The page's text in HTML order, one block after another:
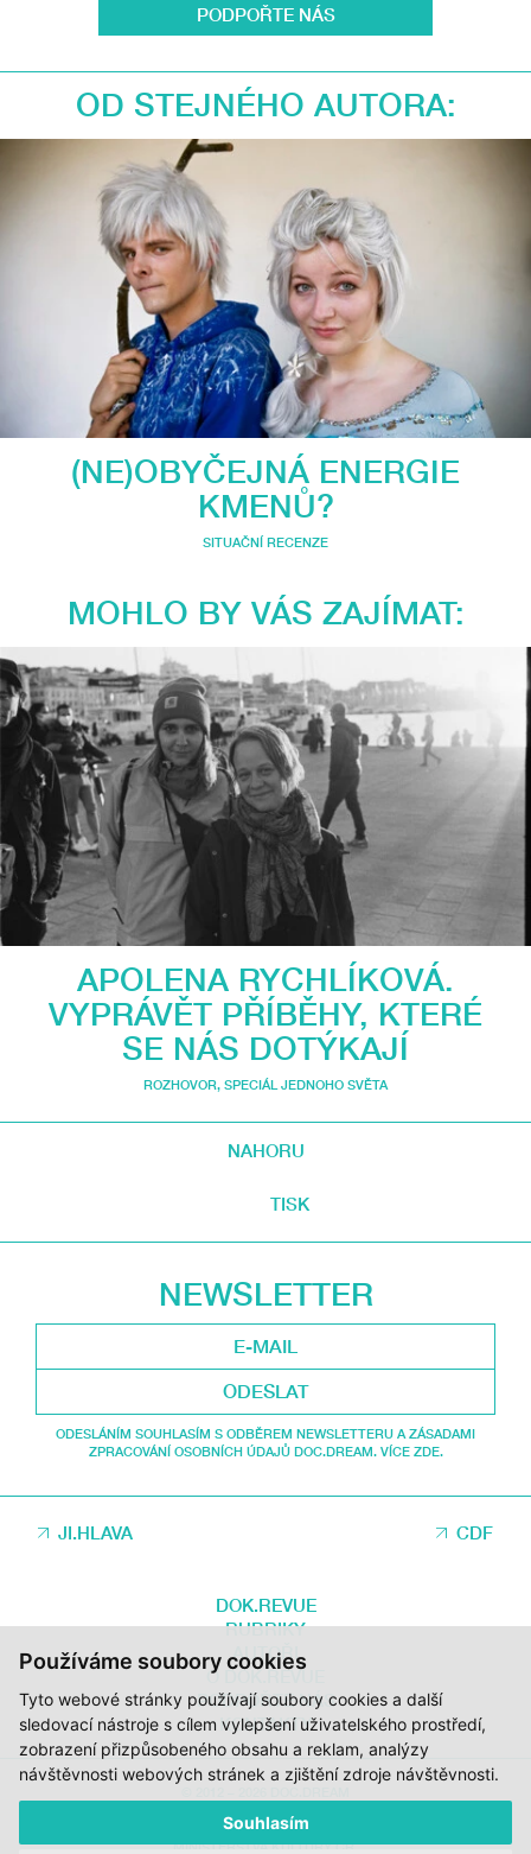
Používáme soubory cookies
Tyto webové stránky používají soubory cookies a další
sledovací nástroje s cílem vylepšení uživatelského prostředí,
zobrazení přizpůsobeného obsahu a reklam, analýzy
návštěvnosti webových stránek a zjištění zdroje návštěvnosti.
Souhlasím
PODPOŘTE NÁS
OD STEJNÉHO AUTORA:
(NE)OBYČEJNÁ ENERGIE
KMENŮ?
SITUAČNÍ RECENZE
MOHLO BY VÁS ZAJÍMAT:
APOLENA RYCHLÍKOVÁ.
VYPRÁVĚT PŘÍBĚHY, KTERÉ
SE NÁS DOTÝKAJÍ
ROZHOVOR, SPECIÁL JEDNOHO SVĚTA
NAHORU
TISK
NEWSLETTER
ODESLAT
ODESLÁNÍM SOUHLASÍM S ODBĚREM NEWSLETTERU A ZÁSADAMI
ZPRACOVÁNÍ OSOBNÍCH ÚDAJŮ DOC.DREAM. VÍCE ZDE.
JI.HLAVA CDF
DOK.REVUE
RUBRIKY
AUTOŘI
O DOK.REVUE
PODPOŘTE NÁS
KONTAKTY
ZA PODPORY STÁTNÍHO FONDU KINEMATOGRAFIE, KRAJE VYSOČINA A
MINISTERSTVA KULTURY ČR.